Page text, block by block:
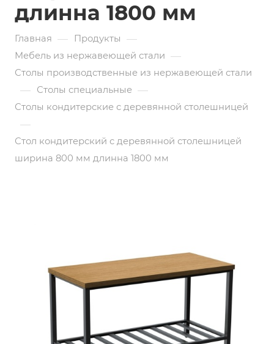
длинна 1800 мм
Главная — Продукты —
Мебель из нержавеющей стали —
Столы производственные из нержавеющей стали
— Столы специальные —
Столы кондитерские с деревянной столешницей
—
Стол кондитерский с деревянной столешницей
ширина 800 мм длинна 1800 мм